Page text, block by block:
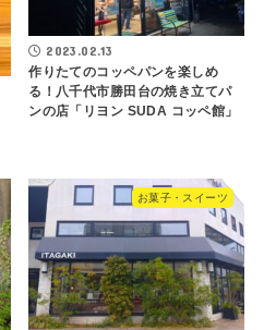
2023.02.13
作りたてのコッペパンを楽しめ
る！八千代市勝田台の焼き立てパ
ンの店「リヨン SUDA コッペ館」
お菓子・スイーツ